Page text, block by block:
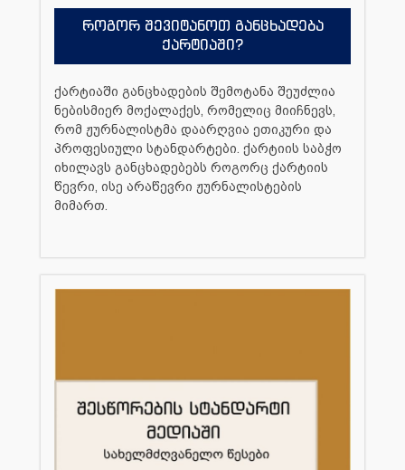
როგორ შევიტანოთ განცხადება
ქარტიაში?
ქარტიაში განცხადების შემოტანა შეუძლია
ნებისმიერ მოქალაქეს, რომელიც მიიჩნევს,
რომ ჟურნალისტმა დაარღვია ეთიკური და
პროფესიული სტანდარტები. ქარტიის საბჭო
იხილავს განცხადებებს როგორც ქარტიის
წევრი, ისე არაწევრი ჟურნალისტების
მიმართ.